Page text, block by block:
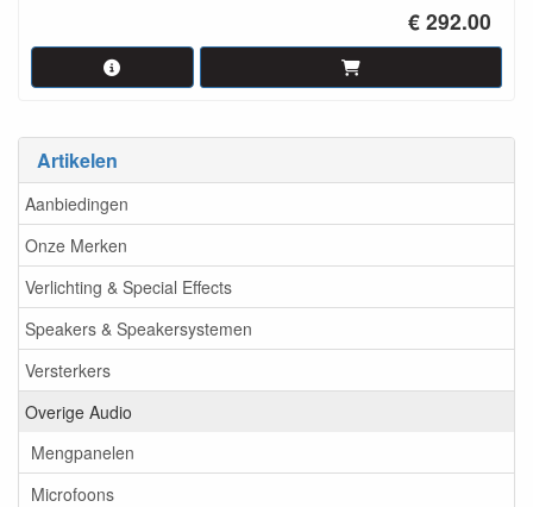
Artikelen
Aanbiedingen
Onze Merken
Verlichting & Special Effects
Speakers & Speakersystemen
Versterkers
Overige Audio
Mengpanelen
Microfoons
€ 292.00